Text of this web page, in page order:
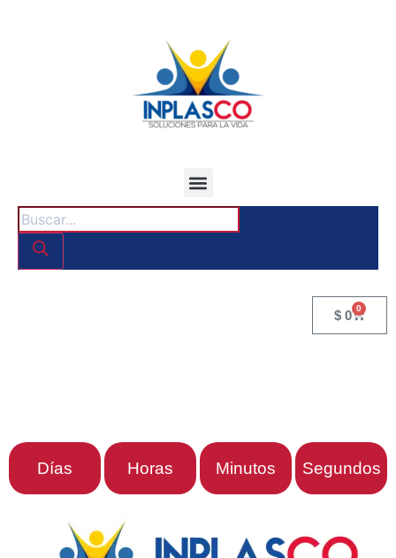
$ 0 0
Días Horas Minutos Segundos